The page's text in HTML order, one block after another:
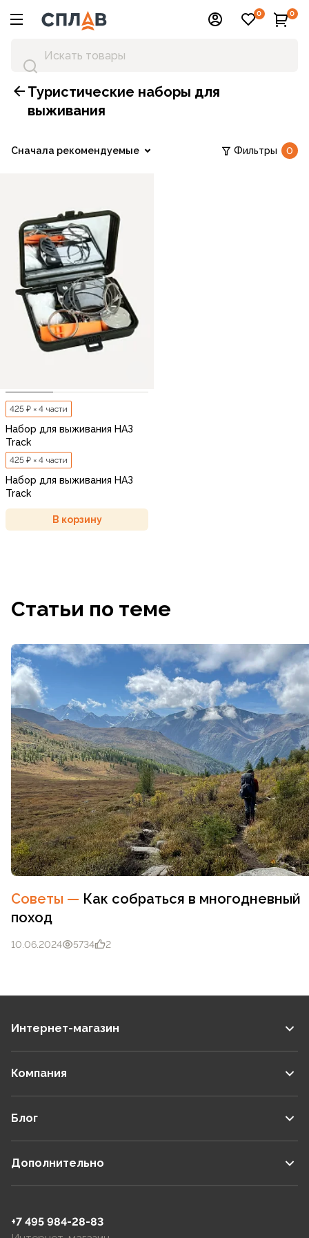
0 0
Туристические наборы для
выживания
Сначала рекомендуемые Фильтры 0
425 ₽ × 4 части
Набор для выживания НАЗ
Track
425 ₽ × 4 части
Набор для выживания НАЗ
Track
В корзину
Статьи по теме
Советы — Как собраться в многодневный
поход
10.06.2024 5734 2
Интернет-магазин
Компания
Блог
Дополнительно
+7 495 984-28-83